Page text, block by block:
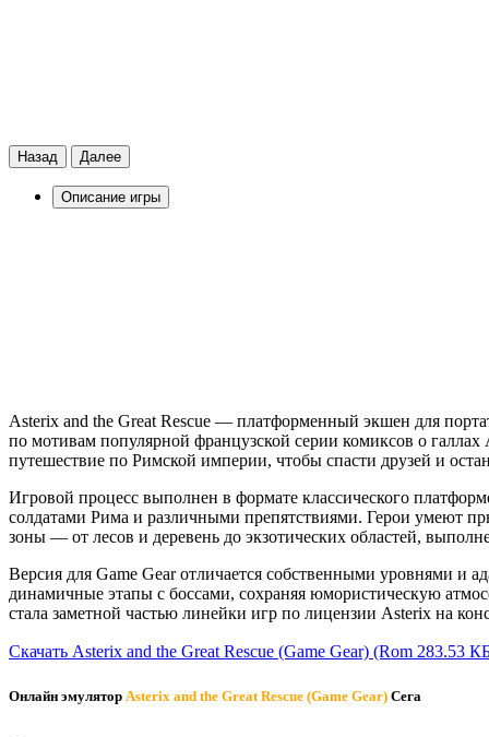
Назад Далее
Описание игры
Asterix and the Great Rescue — платформенный экшен для
по мотивам популярной французской серии комиксов о
путешествие по Римской империи, чтобы спасти друзей и
Игровой процесс выполнен в формате классического
солдатами Рима и различными препятствиями. Герои умеют
зоны — от лесов и деревень до экзотических областей,
Версия для Game Gear отличается собственными уровнями и
динамичные этапы с боссами, сохраняя юмористическую
стала заметной частью линейки игр по лицензии Asterix на
Скачать Asterix and the Great Rescue (Game Gear) (Rom 283.53
Онлайн эмулятор Asterix and the Great Rescue (Game Gear) Сега